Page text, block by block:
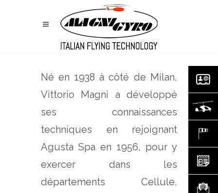
Né en 1938 à côté de Milan,
Vittorio Magni a développé
ses connaissances
techniques en rejoignant
Agusta Spa en 1956, pour y
exercer dans les
départements Cellule,